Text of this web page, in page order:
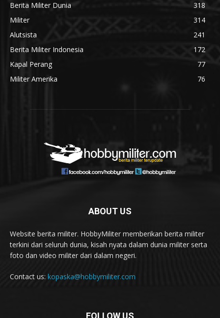
Berita Militer Dunia
318
Militer
314
Alutsista
241
Berita Militer Indonesia
172
Kapal Perang
77
Militer Amerika
76
ABOUT US
Website berita militer. HobbyMiliter memberikan berita militer
terkini dari seluruh dunia, kisah nyata dalam dunia militer serta
foto dan video militer dari dalam negeri.
Contact us: kopaska@hobbymiliter.com